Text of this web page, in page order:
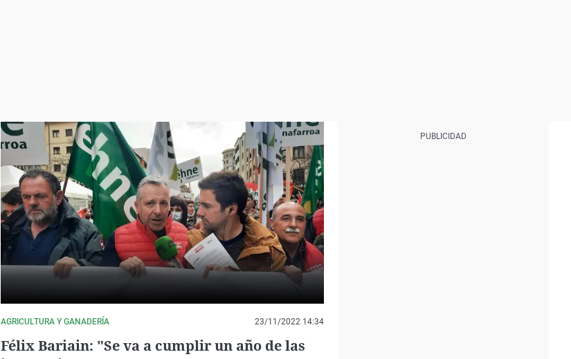
AGRICULTURA Y GANADERÍA 23/11/2022 14:34
Félix Bariain: "Se va a cumplir un año de las